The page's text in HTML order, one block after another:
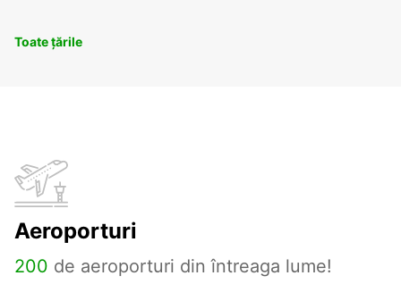
Toate țările
Aeroporturi
200 de aeroporturi din întreaga lume!